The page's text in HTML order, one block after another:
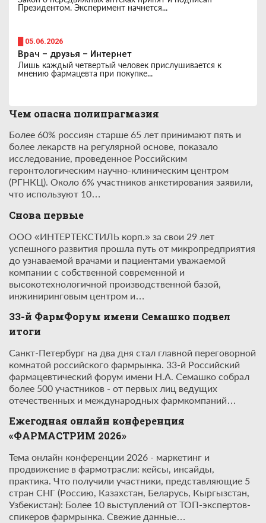
Президентом. Эксперимент начнется...
█ 05.06.2026
Врач – друзья – Интернет
Лишь каждый четвертый человек прислушивается к
мнению фармацевта при покупке...
Чем опасна полипрагмазия
Более 60% россиян старше 65 лет принимают пять и
более лекарств на регулярной основе, показало
исследование, проведенное Российским
геронтологическим научно-клиническим центром
(РГНКЦ). Около 6% участников анкетирования заявили,
что используют 10…
Снова первые
ООО «ИНТЕРТЕКСТИЛЬ корп.» за свои 29 лет
успешного развития прошла путь от микропредприятия
до узнаваемой врачами и пациентами уважаемой
компании с собственной современной и
высокотехнологичной производственной базой,
инжиниринговым центром и…
33-й ФармФорум имени Семашко подвел
итоги
Санкт-Петербург на два дня стал главной переговорной
комнатой российского фармрынка. 33-й Российский
фармацевтический форум имени Н.А. Семашко собрал
более 500 участников - от первых лиц ведущих
отечественных и международных фармкомпаний…
Ежегодная онлайн конференция
«ФАРМАСТРИМ 2026»
Тема онлайн конференции 2026 - маркетинг и
продвижение в фармотрасли: кейсы, инсайды,
практика. Что получили участники, представляющие 5
стран СНГ (Россию, Казахстан, Беларусь, Кыргызстан,
Узбекистан): Более 10 выступлений от ТОП-экспертов-
спикеров фармрынка. Свежие данные…